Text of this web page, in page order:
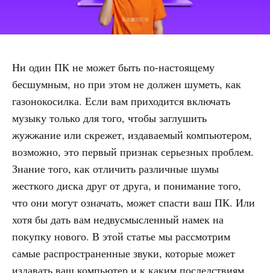
Ни один ПК не может быть по-настоящему
бесшумным, но при этом не должен шуметь, как
газонокосилка. Если вам приходится включать
музыку только для того, чтобы заглушить
жужжание или скрежет, издаваемый компьютером,
возможно, это первый признак серьезных проблем.
Знание того, как отличить различные шумы
жесткого диска друг от друга, и понимание того,
что они могут означать, может спасти ваш ПК. Или
хотя бы дать вам недвусмысленный намек на
покупку нового. В этой статье мы рассмотрим
самые распространенные звуки, которые может